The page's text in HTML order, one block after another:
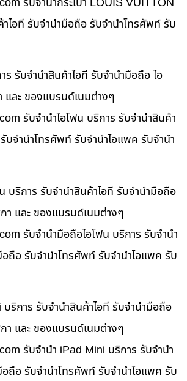
ไอที รับจำนำมือถือ รับจำนำโทรศัพท์ รับ
ร รับจำนำสินค้าไอที รับจำนำมือถือ ไอ
และ ของแบรนด์เนมต่างๆ
รับจำนำไอโฟน บริการ รับจำนำสินค้า
บจำนำโทรศัพท์ รับจำนำไอแพค รับจำนำ
บริการ รับจำนำสินค้าไอที รับจำนำมือถือ
า และ ของแบรนด์เนมต่างๆ
รับจำนำมือถือไอโฟน บริการ รับจำนำ
ถือ รับจำนำโทรศัพท์ รับจำนำไอแพค รับ
ริการ รับจำนำสินค้าไอที รับจำนำมือถือ
า และ ของแบรนด์เนมต่างๆ
รับจำนำ iPad Mini บริการ รับจำนำ
ถือ รับจำนำโทรศัพท์ รับจำนำไอแพค รับ